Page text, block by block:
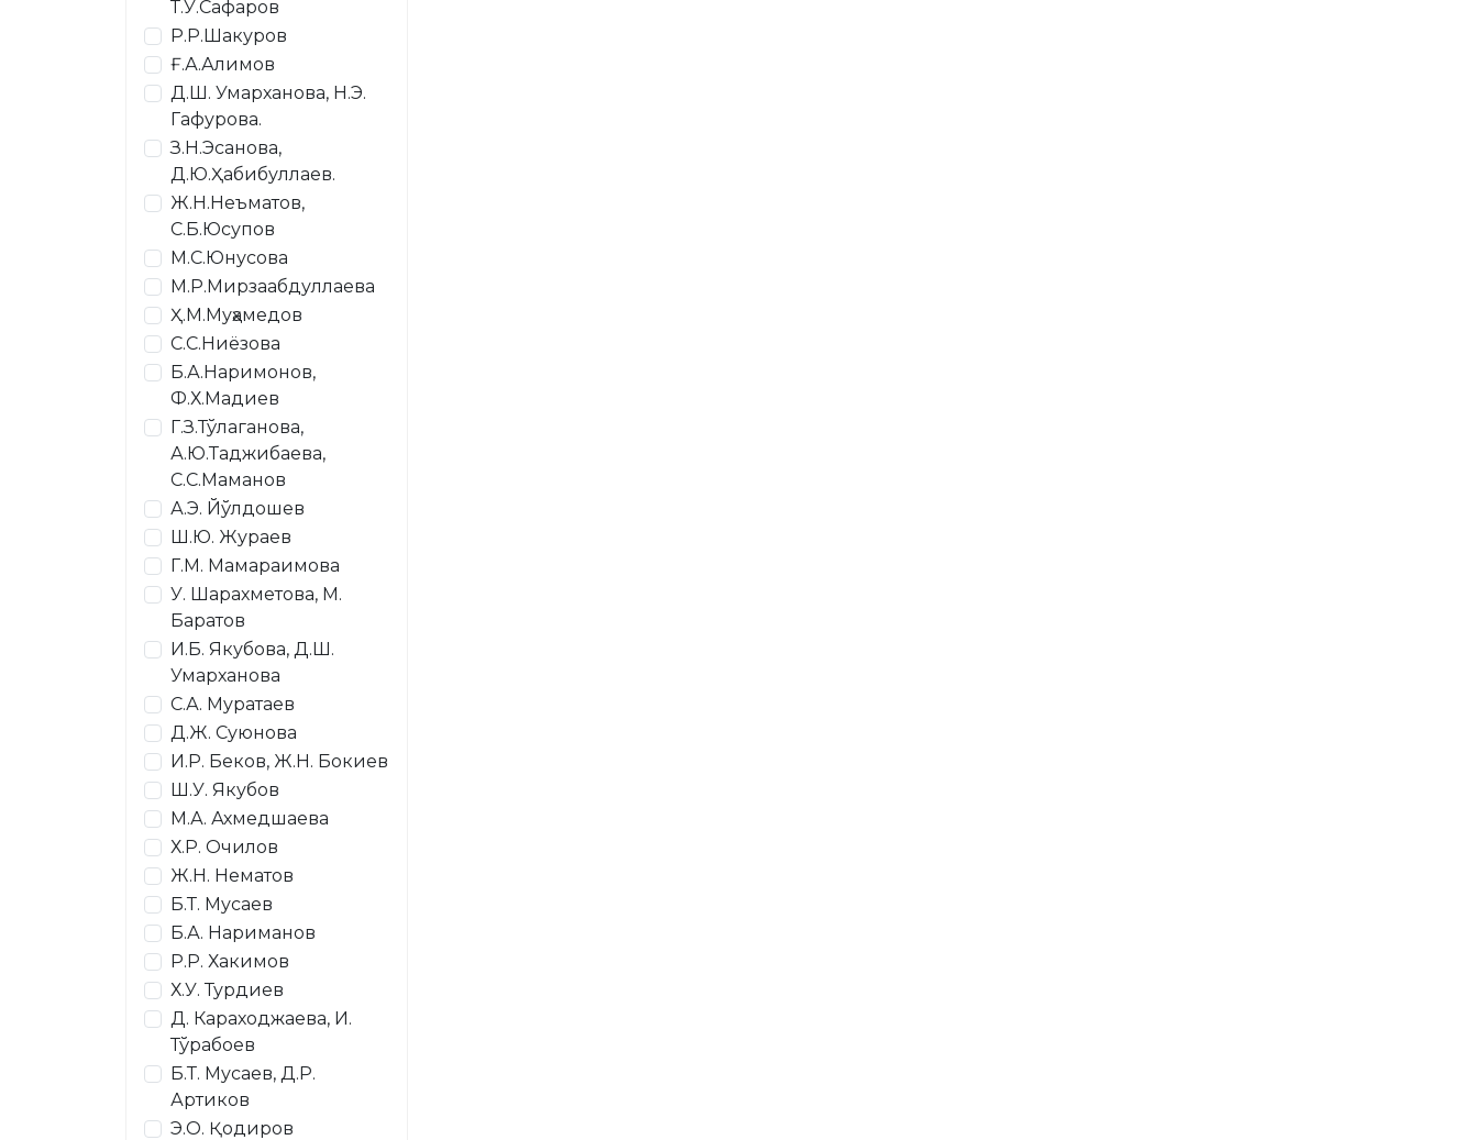
Т.У.Сафаров
Р.Р.Шакуров
Ғ.А.Алимов
Д.Ш. Умарханова, Н.Э.
Гафурова.
З.Н.Эсанова,
Д.Ю.Ҳабибуллаев.
Ж.Н.Неъматов,
С.Б.Юсупов
М.С.Юнусова
М.Р.Мирзаабдуллаева
Ҳ.М.Муҳамедов
С.С.Ниёзова
Б.А.Наримонов,
Ф.Х.Мадиев
Г.З.Тўлаганова,
А.Ю.Таджибаева,
С.С.Маманов
А.Э. Йўлдошев
Ш.Ю. Жураев
Г.М. Мамараимова
У. Шарахметова, М.
Баратов
И.Б. Якубова, Д.Ш.
Умарханова
С.А. Муратаев
Д.Ж. Суюнова
И.Р. Беков, Ж.Н. Бокиев
Ш.У. Якубов
М.А. Ахмедшаева
Х.Р. Очилов
Ж.Н. Нематов
Б.Т. Мусаев
Б.А. Нариманов
Р.Р. Хакимов
Х.У. Турдиев
Д. Караходжаева, И.
Тўрабоев
Б.Т. Мусаев, Д.Р.
Артиков
Э.О. Қодиров